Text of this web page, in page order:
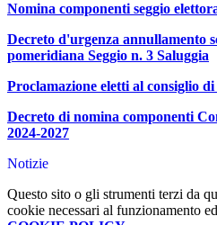
Nomina componenti seggio
Decreto d'urgenza annullamento
pomeridiana Seggio n. 3 Saluggia
Proclamazione eletti al consiglio
Decreto di nomina componenti
2024-2027
Notizie
Questo sito o gli strumenti terzi da
cookie necessari al funzionamento